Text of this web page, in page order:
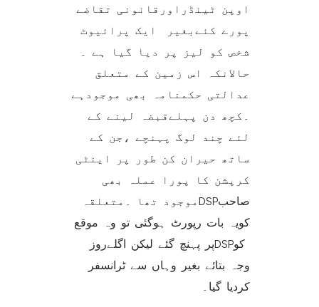
اوپن ٹینڈراورقانونی تقاضے
پورے کئےبغیر ‏ ایک پرائیوٹ
شخص ‏کو لیز پر دیا گیا ہے ۔
حالانکہ اس زمین کے متعلق
عدالتی حکمنامہ بھی موجودہے
۔کچھ دن پہلےقبضہ لینے کے
لئے چند لوگ پہنچے ،جن کے
‏ساتھ حیران کن طور پر اینٹی
کرپشن کا پورا عملہ بھی
موجود تھا ۔متعلقہ ‏DSPصاحب
کویہ بات رپورٹ ہوگئی تو وہ موقع
پر پہنچ گئے ‏لیکن اگلےروزDSP‏ کو
وجہ بتائے بغیر وہاں سے ٹرانسفر
کردیا گیا۔